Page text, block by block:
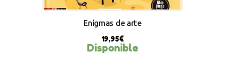
Enigmas de arte
19,95€
Disponible